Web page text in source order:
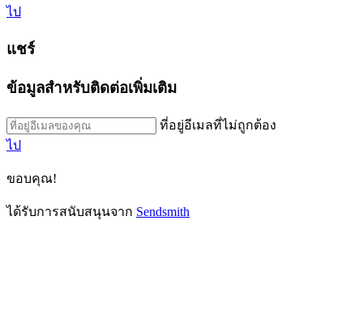
ไป
แชร์
ข้อมูลสำหรับติดต่อเพิ่มเติม
ที่อยู่อีเมลที่ไม่ถูกต้อง
ไป
ขอบคุณ!
ได้รับการสนับสนุนจาก Sendsmith